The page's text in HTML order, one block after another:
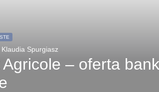
Klaudia Spurgiasz
– oferta